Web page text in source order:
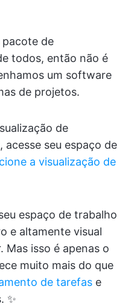
pacote de
todos, então não é
um software
de projetos.
de
seu espaço de
a visualização de
espaço de trabalho
e altamente visual
Mas isso é apenas o
muito mais do que
de tarefas e
✨